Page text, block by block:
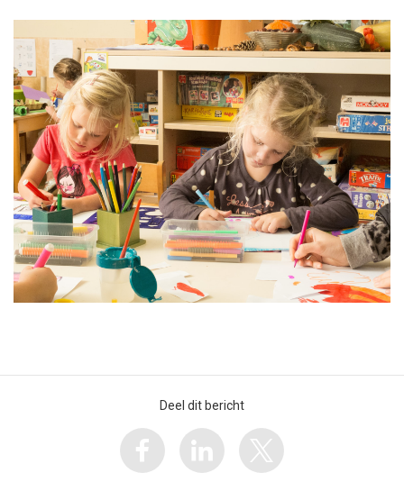
Deel dit bericht